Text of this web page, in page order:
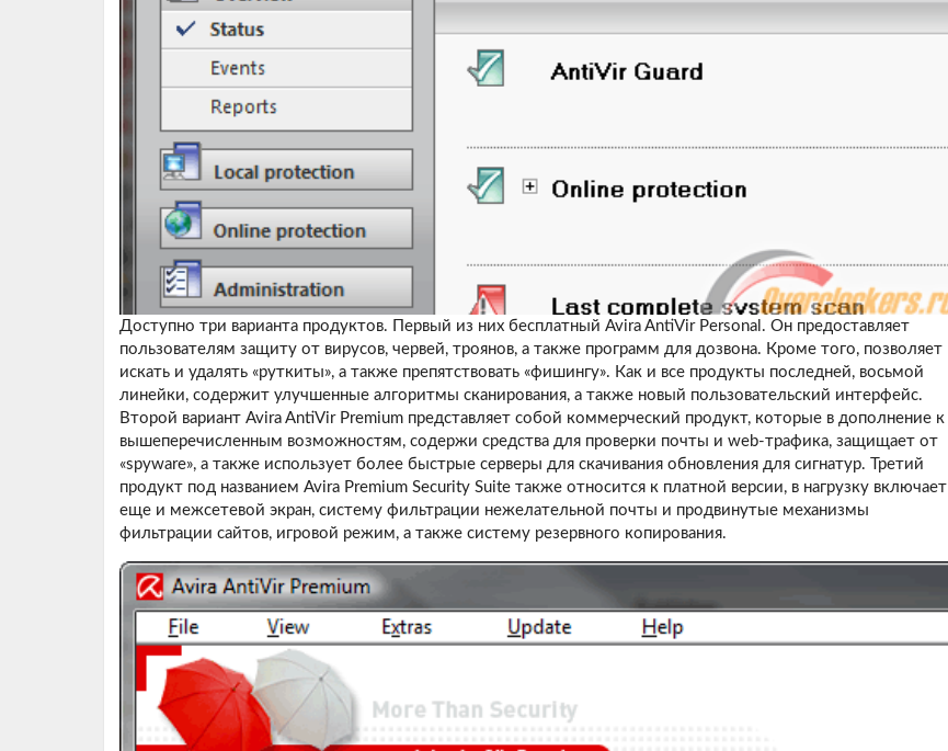
Доступно три варианта продуктов. Первый из них бесплатный Avira AntiVir Personal. Он предоставляет
пользователям защиту от вирусов, червей, троянов, а также программ для дозвона. Кроме того, позволяет
искать и удалять «руткиты», а также препятствовать «фишингу». Как и все продукты последней, восьмой
линейки, содержит улучшенные алгоритмы сканирования, а также новый пользовательский интерфейс.
Второй вариант Avira AntiVir Premium представляет собой коммерческий продукт, которые в дополнение к
вышеперечисленным возможностям, содержи средства для проверки почты и web-трафика, защищает от
«spyware», а также использует более быстрые серверы для скачивания обновления для сигнатур. Третий
продукт под названием Avira Premium Security Suite также относится к платной версии, в нагрузку включает
еще и межсетевой экран, систему фильтрации нежелательной почты и продвинутые механизмы
фильтрации сайтов, игровой режим, а также систему резервного копирования.